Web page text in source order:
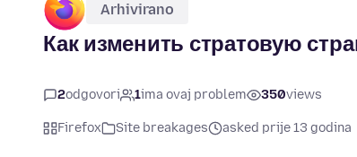
Arhivirano
Как изменить стратовую
2odgovori 1ima ovaj problem 350views
Firefox Site breakages asked prije 13 godina